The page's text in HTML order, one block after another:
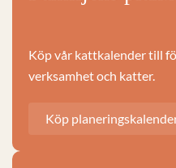
Köp vår kattkalender till
verksamhet och katter.
Köp